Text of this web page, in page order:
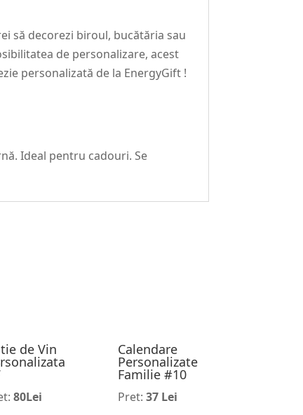
să decorezi biroul, bucătăria sau
de personalizare, acest
personalizată de la EnergyGift !
Ideal pentru cadouri. Se
de Vin
80Lei
Calendare
Personalizate
Familie #10
Pret: 37 Lei